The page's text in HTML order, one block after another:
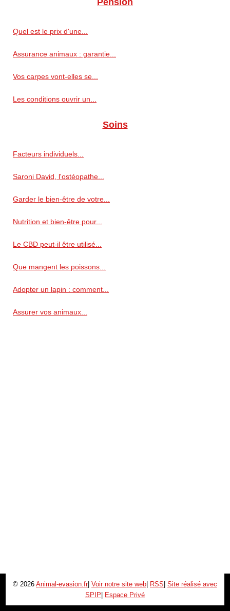
Quel est le prix d'une...
Assurance animaux : garantie...
Vos carpes vont-elles se...
Les conditions ouvrir un...
Soins
Facteurs individuels...
Saroni David, l'ostéopathe...
Garder le bien-être de votre...
Nutrition et bien-être pour...
Le CBD peut-il être utilisé...
Que mangent les poissons...
Adopter un lapin : comment...
Assurer vos animaux...
© 2026 Animal-evasion.fr| Voir notre site web| RSS| Site réalisé avec
SPIP| Espace Privé